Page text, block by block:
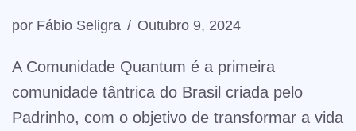
por Fábio Seligra Outubro 9, 2024
A Comunidade Quantum é a primeira
comunidade tântrica do Brasil criada pelo
Padrinho, com o objetivo de transformar a vida